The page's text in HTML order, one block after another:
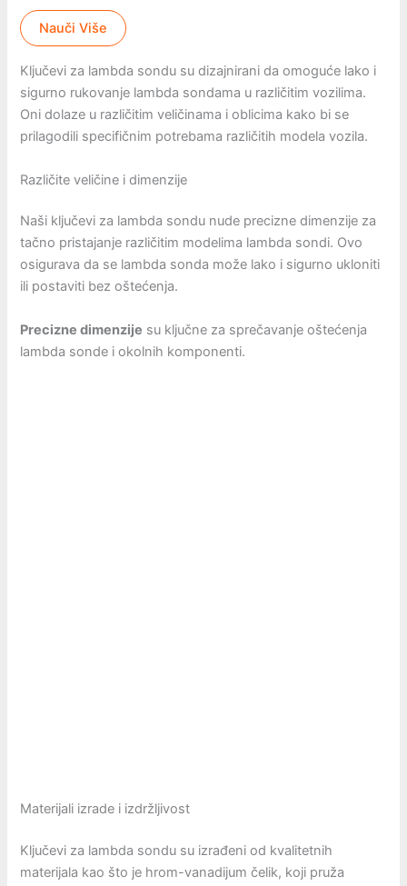
Nauči Više
Ključevi za lambda sondu su dizajnirani da omoguće lako i
sigurno rukovanje lambda sondama u različitim vozilima.
Oni dolaze u različitim veličinama i oblicima kako bi se
prilagodili specifičnim potrebama različitih modela vozila.
Različite veličine i dimenzije
Naši ključevi za lambda sondu nude precizne dimenzije za
tačno pristajanje različitim modelima lambda sondi. Ovo
osigurava da se lambda sonda može lako i sigurno ukloniti
ili postaviti bez oštećenja.
Precizne dimenzije su ključne za sprečavanje oštećenja
lambda sonde i okolnih komponenti.
Materijali izrade i izdržljivost
Ključevi za lambda sondu su izrađeni od kvalitetnih
materijala kao što je hrom-vanadijum čelik, koji pruža